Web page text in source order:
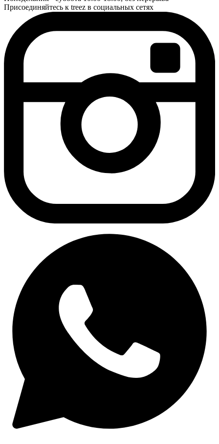
Присоединяйтесь к treez в социальных сетях